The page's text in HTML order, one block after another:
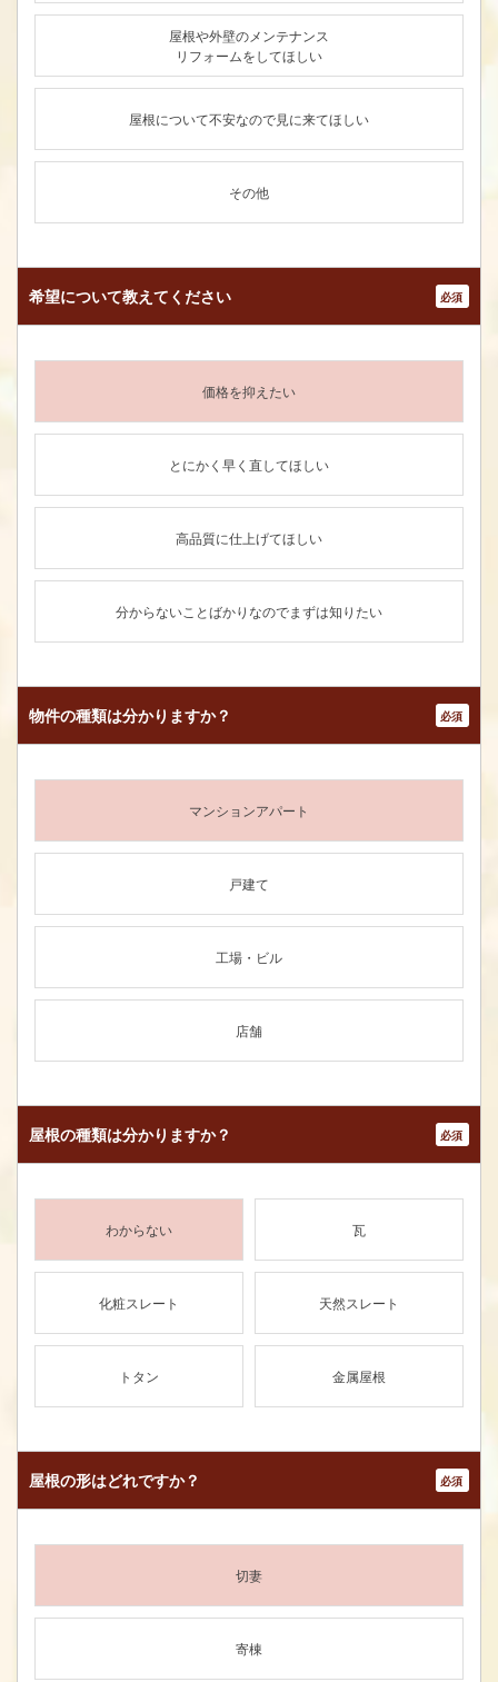
屋根や外壁のメンテナンス
リフォームをしてほしい
屋根について不安なので見に来てほしい
その他
希望について教えてください *
価格を抑えたい
とにかく早く直してほしい
高品質に仕上げてほしい
分からないことばかりなのでまずは知りたい
物件の種類は分かりますか？ *
マンションアパート
戸建て
工場・ビル
店舗
屋根の種類は分かりますか？ *
わからない 瓦
化粧スレート 天然スレート
トタン 金属屋根
屋根の形はどれですか？ *
切妻
寄棟